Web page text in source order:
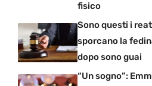
fisico
Sono questi i
sporcano la
dopo sono guai
“Un sogno”: